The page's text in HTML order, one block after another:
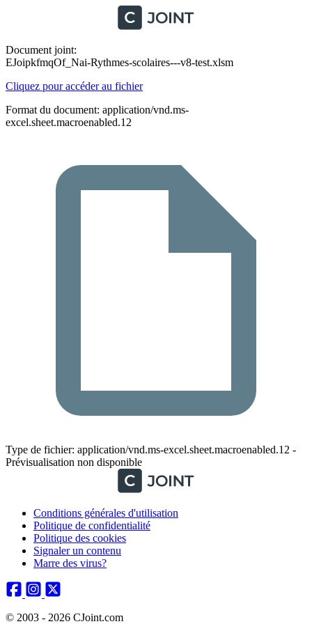
Document joint:
EJoipkfmqOf_Nai-Rythmes-scolaires---v8-test.xlsm
Cliquez pour accéder au fichier
Format du document: application/vnd.ms-
excel.sheet.macroenabled.12
Type de fichier: application/vnd.ms-excel.sheet.macroenabled.12 -
Prévisualisation non disponible
Conditions générales d'utilisation
Politique de confidentialité
Politique des cookies
Signaler un contenu
Marre des virus?
© 2003 - 2026 CJoint.com